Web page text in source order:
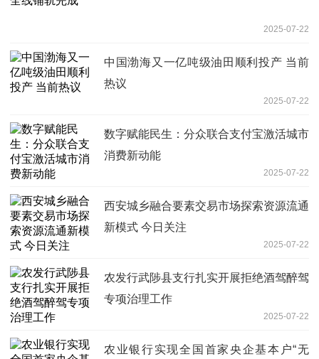
2025-07-22
中国渤海又一亿吨级油田顺利投产 当前
热议
2025-07-22
数字赋能民生：分众联合支付宝激活城市
消费新动能
2025-07-22
西安城乡融合要素交易市场探索资源流通
新模式 今日关注
2025-07-22
农发行武陟县支行扎实开展拒绝酒驾醉驾
专项治理工作
2025-07-22
农业银行实现全国首家央企基本户“无